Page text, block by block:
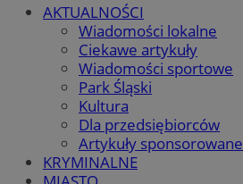
AKTUALNOŚCI
Wiadomości lokalne
Ciekawe artykuły
Wiadomości sportowe
Park Śląski
Kultura
Dla przedsiębiorców
Artykuły sponsorowane
KRYMINALNE